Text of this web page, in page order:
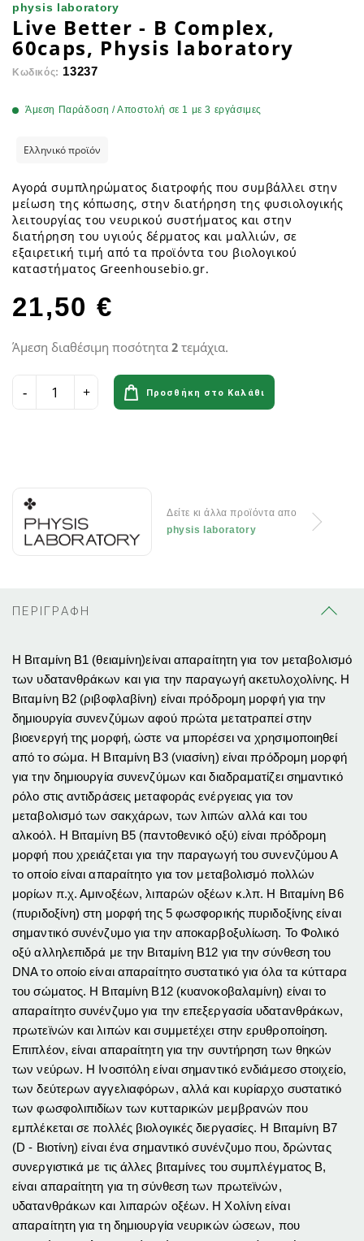
physis laboratory
Live Better - B Complex,
60caps, Physis laboratory
Κωδικός: 13237
Άμεση Παράδοση / Αποστολή σε 1 με 3 εργάσιμες
Ελληνικό προϊόν
Αγορά συμπληρώματος διατροφής που συμβάλλει στην
μείωση της κόπωσης, στην διατήρηση της φυσιολογικής
λειτουργίας του νευρικού συστήματος και στην
διατήρηση του υγιούς δέρματος και μαλλιών, σε
εξαιρετική τιμή από τα προϊόντα του βιολογικού
καταστήματος Greenhousebio.gr.
21,50 €
Άμεση διαθέσιμη ποσότητα 2 τεμάχια.
Προσθήκη στο Καλάθι
Δείτε κι άλλα προϊόντα απο
physis laboratory
ΠΕΡΙΓΡΑΦΗ
Η Βιταμίνη Β1 (θειαμίνη)είναι απαραίτητη για τον μεταβολισμό
των υδατανθράκων και για την παραγωγή ακετυλοχολίνης. Η
Βιταμίνη Β2 (ριβοφλαβίνη) είναι πρόδρομη μορφή για την
δημιουργία συνενζύμων αφού πρώτα μετατραπεί στην
βιοενεργή της μορφή, ώστε να μπορέσει να χρησιμοποιηθεί
από το σώμα. Η Βιταμίνη Β3 (νιασίνη) είναι πρόδρομη μορφή
για την δημιουργία συνενζύμων και διαδραματίζει σημαντικό
ρόλο στις αντιδράσεις μεταφοράς ενέργειας για τον
μεταβολισμό των σακχάρων, των λιπών αλλά και του
αλκοόλ. Η Βιταμίνη Β5 (παντοθενικό οξύ) είναι πρόδρομη
μορφή που χρειάζεται για την παραγωγή του συνενζύμου Α
το οποίο είναι απαραίτητο για τον μεταβολισμό πολλών
μορίων π.χ. Αμινοξέων, λιπαρών οξέων κ.λπ. Η Βιταμίνη Β6
(πυριδοξίνη) στη μορφή της 5 φωσφορικής πυριδοξίνης είναι
σημαντικό συνένζυμο για την αποκαρβοξυλίωση. Το Φολικό
οξύ αλληλεπιδρά με την Βιταμίνη Β12 για την σύνθεση του
DNA το οποίο είναι απαραίτητο συστατικό για όλα τα κύτταρα
του σώματος. Η Βιταμίνη Β12 (κυανοκοβαλαμίνη) είναι το
απαραίτητο συνένζυμο για την επεξεργασία υδατανθράκων,
πρωτεϊνών και λιπών και συμμετέχει στην ερυθροποίηση.
Επιπλέον, είναι απαραίτητη για την συντήρηση των θηκών
των νεύρων. Η Ινοσιτόλη είναι σημαντικό ενδιάμεσο στοιχείο,
των δεύτερων αγγελιαφόρων, αλλά και κυρίαρχο συστατικό
των φωσφολιπιδίων των κυτταρικών μεμβρανών που
εμπλέκεται σε πολλές βιολογικές διεργασίες. Η Βιταμίνη Β7
(D - Βιοτίνη) είναι ένα σημαντικό συνένζυμο που, δρώντας
συνεργιστικά με τις άλλες βιταμίνες του συμπλέγματος Β,
είναι απαραίτητη για τη σύνθεση των πρωτεϊνών,
υδατανθράκων και λιπαρών οξέων. Η Χολίνη είναι
απαραίτητη για τη δημιουργία νευρικών ώσεων, που